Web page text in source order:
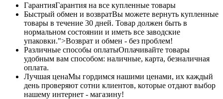
ГарантияГарантия на все купленные товары
Быстрый обмен и возвратВы можете вернуть купленные
товары в течение 30 дней. Товар должен быть в
нормальном состоянии и иметь все заводские
упаковки.">Возврат и обмен - без проблем!
Различные способы оплатыОплачивайте товары
удобным вам способом: наличные, карта, безналичная
оплата.
Лучшая ценаМы гордимся нашими ценами, их каждый
день проверяют сотни клиентов, которые отдают выбор
нашему интернет - магазину!